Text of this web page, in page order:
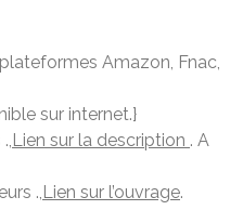
plateformes Amazon, Fnac,
sur internet.}
Lien sur la description . A
., Lien sur l’ouvrage.